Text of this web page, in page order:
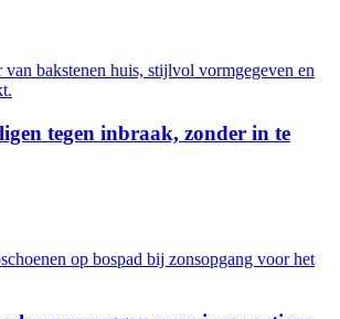
tegen inbraak, zonder in te